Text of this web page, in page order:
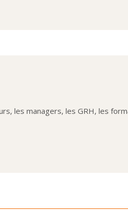
les managers, les GRH, les